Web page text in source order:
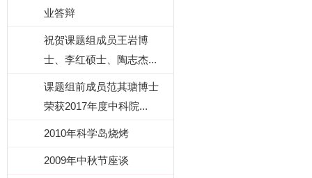
业答辩
祝贺课题组成员王岩博
士、李红硕士、陶志杰...
课题组前成员范其瑭博士
荣获2017年度中科院...
2010年科学岛烧烤
2009年中秋节座谈